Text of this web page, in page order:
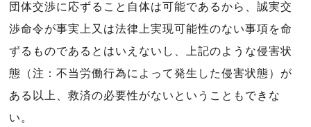
団体交渉に応ずること自体は可能であるから、誠実交
渉命令が事実上又は法律上実現可能性のない事項を命
ずるものであるとはいえないし、上記のような侵害状
態（注：不当労働行為によって発生した侵害状態）が
ある以上、救済の必要性がないということもできな
い。